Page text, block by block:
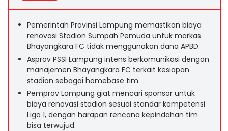
Pemerintah Provinsi Lampung memastikan biaya
renovasi Stadion Sumpah Pemuda untuk markas
Bhayangkara FC tidak menggunakan dana APBD.
Asprov PSSI Lampung intens berkomunikasi dengan
manajemen Bhayangkara FC terkait kesiapan
stadion sebagai homebase tim.
Pemprov Lampung giat mencari sponsor untuk
biaya renovasi stadion sesuai standar kompetensi
Liga 1, dengan harapan rencana kepindahan tim
bisa terwujud.